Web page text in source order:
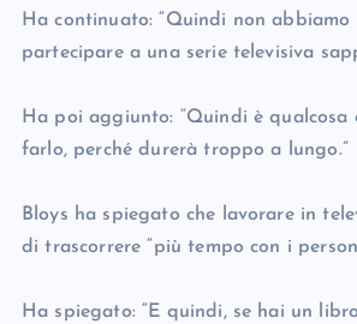
Ha continuato: “Quindi non
partecipare a una serie televisiva
Ha poi aggiunto: “Quindi è
farlo, perché durerà troppo a lungo.”
Bloys ha spiegato che lavorare in
di trascorrere “più tempo con i
Ha spiegato: “E quindi, se hai un